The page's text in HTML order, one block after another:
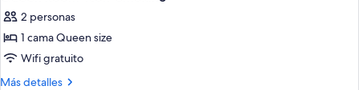
2 personas
1 cama Queen size
Wifi gratuito
Más detalles
Más